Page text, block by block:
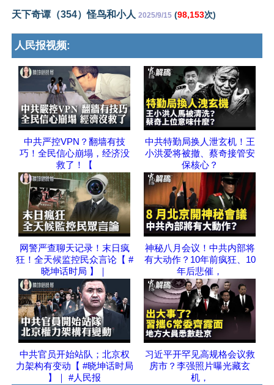
天下奇谭（354）怪鸟和小人 2025/9/15 (98,153次)
人民报视频:
中共严控VPN？翻墙有技
巧！全民信心崩塌，经济没
救了！【
中共特勤局换人泄玄机！王
小洪爱将被撤、蔡奇接管安
保核心？
网警严查聊天记录！末日疯
狂！全天候监控民众言论【 #
晓坤话时局 】｜
神秘八月会议！中共内部将
有大动作？10年前疯狂、10
年后悲催，
中共官员开始站队；北京权
力架构有变动【 #晓坤话时局
】｜ #人民报
习近平开罕见高规格会议救
房市？李强照片曝光藏玄
机，